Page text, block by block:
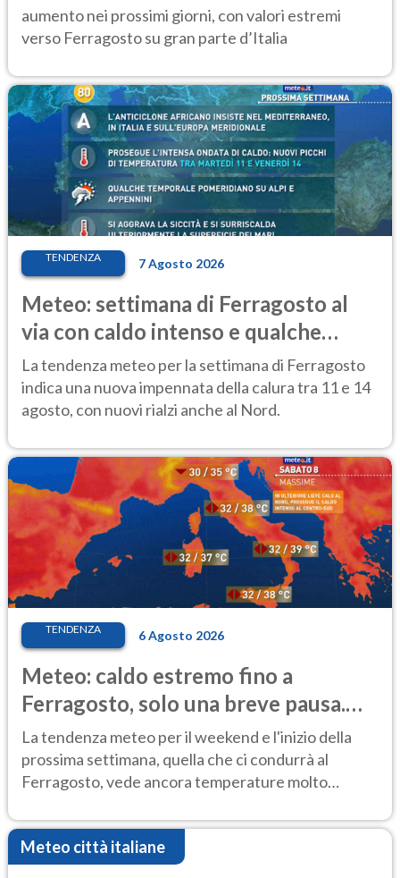
aumento nei prossimi giorni, con valori estremi
verso Ferragosto su gran parte d’Italia
TENDENZA 7 Agosto 2026
Meteo: settimana di Ferragosto al
via con caldo intenso e qualche
temporale
La tendenza meteo per la settimana di Ferragosto
indica una nuova impennata della calura tra 11 e 14
agosto, con nuovi rialzi anche al Nord.
TENDENZA 6 Agosto 2026
Meteo: caldo estremo fino a
Ferragosto, solo una breve pausa.
Ecco dove
La tendenza meteo per il weekend e l'inizio della
prossima settimana, quella che ci condurrà al
Ferragosto, vede ancora temperature molto
Meteo città italiane